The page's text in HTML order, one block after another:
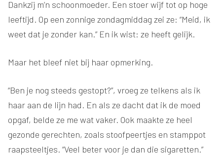
Dankzij m’n schoonmoeder. Een stoer wijf tot op hoge
leeftijd. Op een zonnige zondagmiddag zei ze: “Meid, ik
weet dat je zonder kan.” En ik wist: ze heeft gelijk.
Maar het bleef niet bij haar opmerking.
“Ben je nog steeds gestopt?”, vroeg ze telkens als ik
haar aan de lijn had. En als ze dacht dat ik de moed
opgaf, belde ze me wat vaker. Ook maakte ze heel
gezonde gerechten, zoals stoofpeertjes en stamppot
raapsteeltjes. “Veel beter voor je dan die sigaretten.”